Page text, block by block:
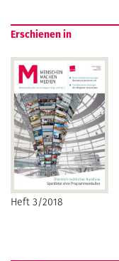
Erschienen in
Heft 3/2018